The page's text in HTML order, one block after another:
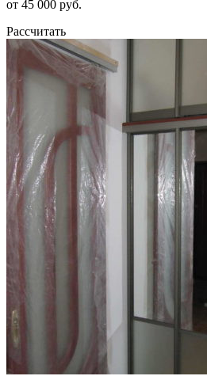
от 45 000 руб.
Рассчитать